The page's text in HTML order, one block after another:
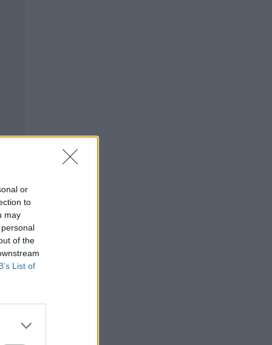
or
to
may
of the
List of